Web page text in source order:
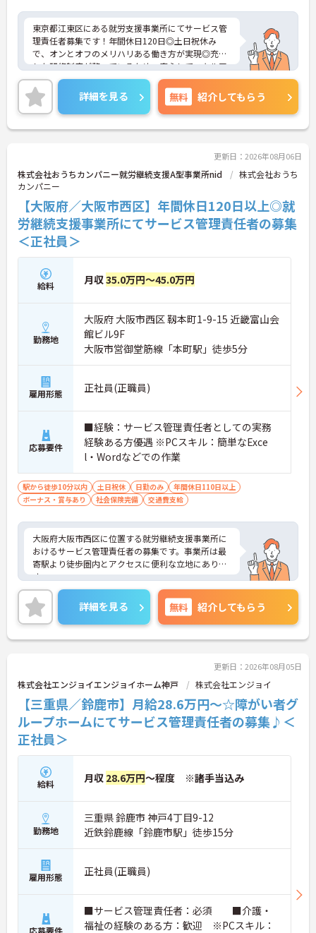
東京都江東区にある就労支援事業所にてサービス管
理責任者募集です！年間休日120日◎土日祝休み
で、オンとオフのメリハリある働き方が実現◎充実
した研修制度が整っているため、安心してスキルア
ップを目指せる環境です♪ご興味のある方には、面
接対策ポイントなど、さらに詳細をご案内しますの
でお気軽にご相談ください！
詳細を見る 無料 紹介してもらう
更新日：2026年08月06日
株式会社おうちカンパニー就労継続支援A型事業所nid
株式会社おうち
カンパニー
【大阪府／大阪市西区】年間休日120日以上◎就
労継続支援事業所にてサービス管理責任者の募集
＜正社員＞
給料 月収35.0万円～45.0万円
勤務地
大阪府 大阪市西区 靱本町1-9-15 近畿富山会
館ビル9F
大阪市営御堂筋線「本町駅」徒歩5分
雇用形態 正社員(正職員)
応募要件
■経験：サービス管理責任者としての実務
経験ある方優遇 ※PCスキル：簡単なExce
l・Wordなどでの作業
駅から徒歩10分以内 土日祝休 日勤のみ
年間休日110日以上
ボーナス・賞与あり
社会保険完備 交通費支給
大阪府大阪市西区に位置する就労継続支援事業所に
おけるサービス管理責任者の募集です。事業所は最
寄駅より徒歩圏内とアクセスに便利な立地にありま
す。
年間休日120日以上＆土日祝お休みです。プライベ
ートを大切にしながらご勤務いただけます。
ご興味のある方には、面接対策ポイントなど、さら
に詳細をご案内しますのでお気軽にご相談くださ
い！
詳細を見る 無料 紹介してもらう
更新日：2026年08月05日
株式会社エンジョイエンジョイホーム神戸 株式会社エンジョイ
【三重県／鈴鹿市】月給28.6万円～☆障がい者グ
ループホームにてサービス管理責任者の募集♪＜
正社員＞
給料 月収 28.6万円～程度 ※諸手当込み
勤務地
三重県 鈴鹿市 神戸4丁目9-12
近鉄鈴鹿線「鈴鹿市駅」徒歩15分
雇用形態 正社員(正職員)
■サービス管理責任者：必須 ■介護・
福祉の経験のある方：歓迎 ※PCスキル：